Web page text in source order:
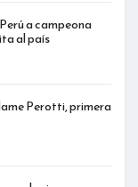
a campeona
al país
Perotti, primera